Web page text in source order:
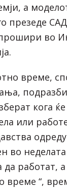
а
презеде
во
време,
кога
или
во неделата
работат,
време “,